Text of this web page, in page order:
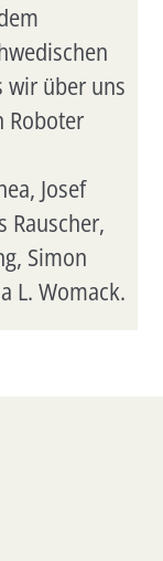
wir über uns
Roboter
Josef
Rauscher,
Simon
L. Womack.